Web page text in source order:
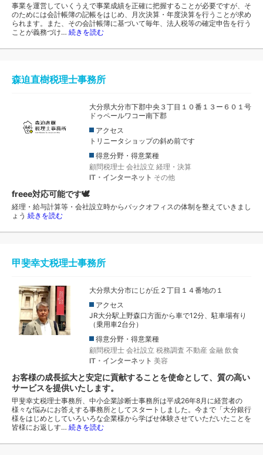
事業を運営していくうえで事業成績を正確に把握することが必要ですが、そ
のためには会計帳簿の記帳をはじめ、月次決算・年度決算を行うことが求め
られます。また、その会計帳簿に基づいて毎年、法人税等の確定申告を行う
ことが義務づけ… 続きを読む
森迫直樹税理士事務所
大分県大分市下郡中央３丁目１０番１３ー６０１号
ドゥペールワコー南下郡
アクセス
トリニータショップの斜め前です
得意分野・得意業種
顧問税理士 会社設立 経理・決算
IT・インターネット その他
freee対応可能です🕊️
経理・給与計算等・会社設立時からバックオフィスの体制を整えていきまし
ょう 続きを読む
甲斐幸丈税理士事務所
大分県大分市にじが丘２丁目１４番地の１
アクセス
JR大分駅上野森口方面から車で12分、駐車場有り
（乗用車2台分）
得意分野・得意業種
顧問税理士 会社設立 税務調査 不動産 金融 飲食
IT・インターネット 美容
お客様の成長拡大と安定に貢献することを使命として、質の高い
サービスを提供いたします。
甲斐幸丈税理士事務所、中小企業診断士事務所は平成26年8月に経営者の
様々な悩みにお答えする事務所としてスタートしました。今まで「大分銀行
様をはじめとしていろいろな企業様から学ばせ体験させていただいたことを
皆様にお返しす… 続きを読む